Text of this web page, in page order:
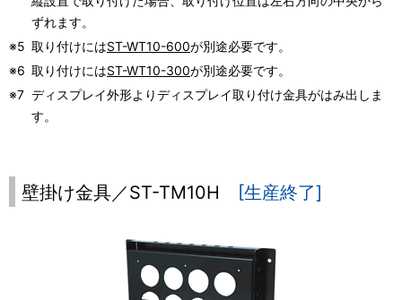
ずれます。
※5 取り付けにはST-WT10-600が別途必要です。
※6 取り付けにはST-WT10-300が別途必要です。
※7 ディスプレイ外形よりディスプレイ取り付け金具がはみ出しま
す。
壁掛け金具／ST-TM10H [生産終了]